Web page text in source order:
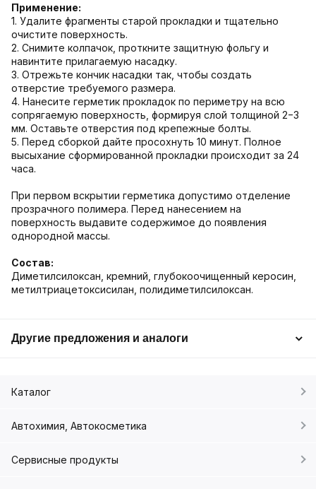
Применение:
1. Удалите фрагменты старой прокладки и тщательно
очистите поверхность.
2. Снимите колпачок, проткните защитную фольгу и
навинтите прилагаемую насадку.
3. Отрежьте кончик насадки так, чтобы создать
отверстие требуемого размера.
4. Нанесите герметик прокладок по периметру на всю
сопрягаемую поверхность, формируя слой толщиной 2−3
мм. Оставьте отверстия под крепежные болты.
5. Перед сборкой дайте просохнуть 10 минут. Полное
высыхание сформированной прокладки происходит за 24
часа.
При первом вскрытии герметика допустимо отделение
прозрачного полимера. Перед нанесением на
поверхность выдавите содержимое до появления
однородной массы.
Состав:
Диметилсилоксан, кремний, глубокоочищенный керосин,
метилтриацетоксисилан, полидиметилсилоксан.
Другие предложения и аналоги
Каталог
Автохимия, Автокосметика
Сервисные продукты